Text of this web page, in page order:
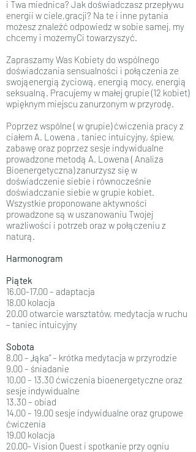
i Twa miednica? Jak doświadczasz przepływu
energii w ciele,gracji? Na te i inne pytania
możesz znaleźć odpowiedz w sobie samej, my
chcemy i możemyCi towarzyszyć.
Zapraszamy Was Kobiety do wspólnego
doświadczania sensualności i połączenia ze
swojąenergią życiową, energią mocy, energią
seksualną. Pracujemy w małej grupie (12 kobiet)
wpięknym miejscu zanurzonym w przyrodę.
Poprzez wspólne ( w grupie) ćwiczenia pracy z
ciałem A. Lowena , taniec intuicyjny, śpiew,
zabawę oraz poprzez sesje indywidualne
prowadzone metodą A. Lowena ( Analiza
Bioenergetyczna) zanurzysz się w
doświadczenie siebie i równocześnie
doświadczanie siebie w grupie kobiet.
Wszystkie proponowane aktywności
prowadzone są w uszanowaniu Twojej
wrażliwości i potrzeb oraz w połączeniu z
naturą.
Harmonogram
Piątek
16.00-17.00– adaptacja
18.00 kolacja
20.00 otwarcie warsztatów, medytacja w ruchu
– taniec intuicyjny
Sobota
8.00 – „łąka” – krótka medytacja w przyrodzie
9.00 – śniadanie
10.00 – 13.30 ćwiczenia bioenergetyczne oraz
sesje indywidualne
13.30 – obiad
14.00 – 19.00 sesje indywidualne oraz grupowe
ćwiczenia
19.00 kolacja
20.00- Vision Quest i spotkanie przy ogniu